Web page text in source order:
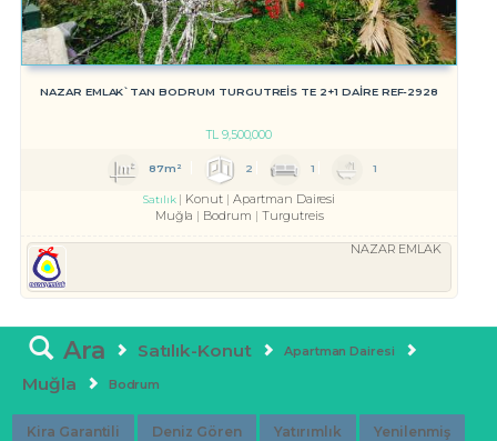
NAZAR EMLAK`TAN BODRUM TURGUTREİS TE 2+1 DAİRE REF-2928
TL9,500,000
87m² 2 1 1
Satılık Konut
Apartman Dairesi
Muğla
Bodrum Turgutreis
NAZAR EMLAK
Ara Satılık-Konut Apartman Dairesi
Muğla Bodrum
Kira Garantili Deniz Gören Yatırımlık Yenilenmiş